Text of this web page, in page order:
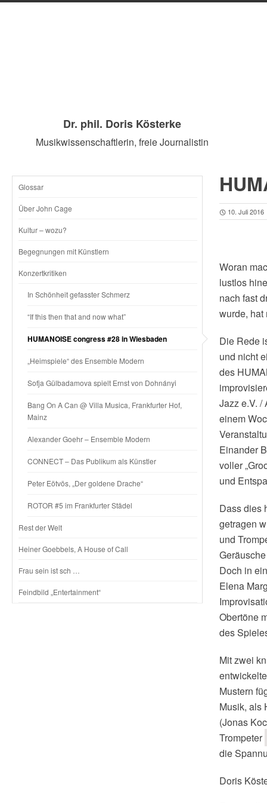
Dr. phil. Doris Kösterke
Musikwissenschaftlerin, freie Journalistin
SKIP
CONTENT
Glossar
Über John Cage
Kultur – wozu?
Begegnungen mit Künstlern
Konzertkritiken
In Schönheit gefasster Schmerz
“If this then that and now what”
HUMANOISE congress #28 in Wiesbaden
„Heimspiele“ des Ensemble Modern
Sofja Gülbadamova spielt Ernst von Dohnányi
Bang On A Can @ Villa Musica, Frankfurter Hof,
Mainz
Alexander Goehr – Ensemble Modern
CONNECT – Das Publikum als Künstler
Peter Eötvös, „Der goldene Drache“
ROTOR #5 im Frankfurter Städel
Rest der Welt
Heiner Goebbels, A House of Call
Frau sein ist sch …
Feindbild „Entertainment“
10. Juli 2016
Woran
lustlos
nach fast
wurde, hat
Die Rede
und nicht
des
Jazz e.V. /
einem
Einander
voller
und
Dass dies
getragen
und
Doch in
Elena
Obertöne
des
Mit zwei
Mustern
Musik, als
(Jonas
Trompeter
die
Doris